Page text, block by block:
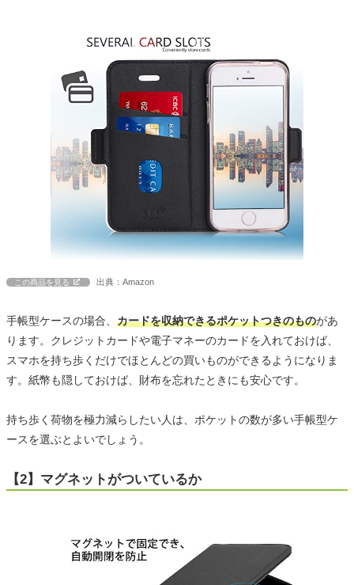
この商品を見る 出典：Amazon
手帳型ケースの場合、 カードを収納できるポケットつきのものがあ
ります。クレジットカードや電子マネーのカードを入れておけば、
スマホを持ち歩くだけでほとんどの買いものができるようになりま
す。紙幣も隠しておけば、財布を忘れたときにも安心です。
持ち歩く荷物を極力減らしたい人は、ポケットの数が多い手帳型ケ
ースを選ぶとよいでしょう。
【2】マグネットがついているか